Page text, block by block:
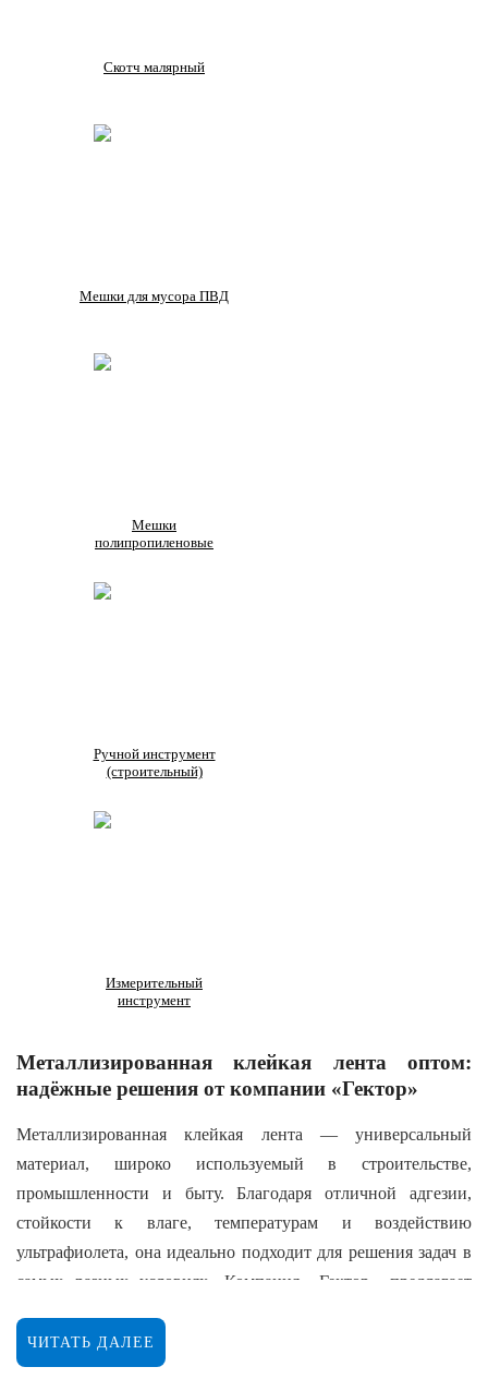
Скотч малярный
Мешки для мусора ПВД
Мешки
полипропиленовые
Ручной инструмент
(строительный)
Измерительный
инструмент
Металлизированная клейкая лента оптом:
надёжные решения от компании «Гектор»
Металлизированная клейкая лента — универсальный
материал, широко используемый в строительстве,
промышленности и быту. Благодаря отличной адгезии,
стойкости к влаге, температурам и воздействию
ультрафиолета, она идеально подходит для решения задач в
самых разных условиях. Компания «Гектор» предлагает
доставкой по всей России, обеспечивая высокий стандарт
качества и надежности продукции.
ЧИТАТЬ ДАЛЕЕ